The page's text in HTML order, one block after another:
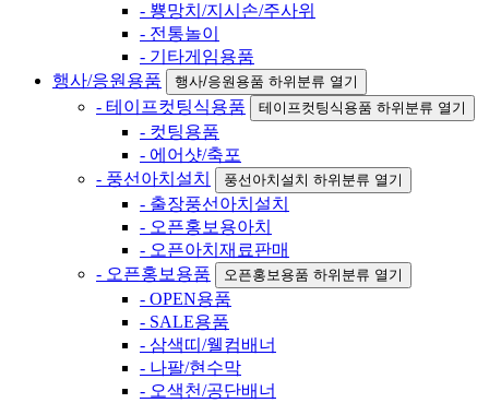
- 뿅망치/지시손/주사위
- 전통놀이
- 기타게임용품
행사/응원용품
행사/응원용품 하위분류 열기
- 테이프컷팅식용품 테이프컷팅식용품 하위분류 열기
- 컷팅용품
- 에어샷/축포
- 풍선아치설치
풍선아치설치 하위분류 열기
- 출장풍선아치설치
- 오픈홍보용아치
- 오픈아치재료판매
- 오픈홍보용품
오픈홍보용품 하위분류 열기
- OPEN용품
- SALE용품
- 삼색띠/웰컴배너
- 나팔/현수막
- 오색천/공단배너